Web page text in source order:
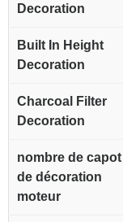
Decoration
Built In Height
Decoration
Charcoal Filter
Decoration
nombre de capot
de décoration
moteur